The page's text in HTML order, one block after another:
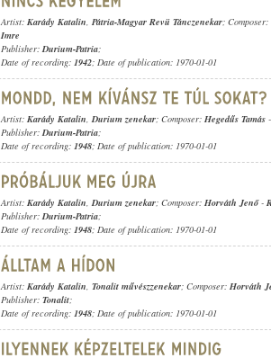
Artist: Karády Katalin, Pátria-Magyar Revü Tánczenekar; Composer:
Imre
Publisher:Durium-Patria;
Date of recording: 1942; Date of publication: 1970-01-01
Artist: Karády Katalin,Durium zenekar; Composer: Hegedűs Tamás
Publisher:Durium-Patria;
Date of recording: 1948; Date of publication: 1970-01-01
Artist: Karády Katalin,Durium zenekar; Composer: Horváth Jenő-
Publisher:Durium-Patria;
Date of recording: 1948; Date of publication: 1970-01-01
Artist: Karády Katalin, Tonalit művészzenekar; Composer: Horváth
Publisher: Tonalit;
Date of recording: 1948; Date of publication: 1970-01-01